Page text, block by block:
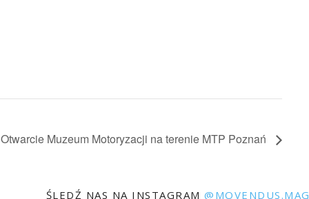
Otwarcie Muzeum Motoryzacji na terenie MTP Poznań
ŚLEDŹ NAS NA INSTAGRAM @MOVENDUS.MAG